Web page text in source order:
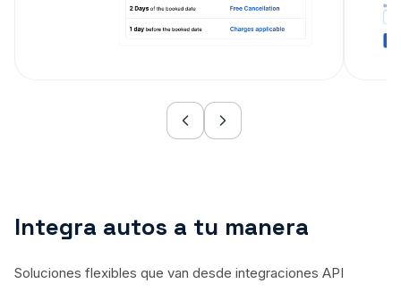
Integra autos a tu manera
Soluciones flexibles que van desde integraciones API